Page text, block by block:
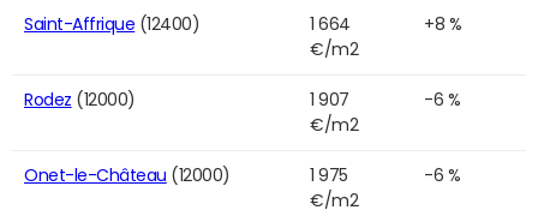
Saint-Affrique (12400)
1 664
€/m2
+8 %
Rodez (12000)
1 907
€/m2
-6 %
Onet-le-Château (12000)
1 975
€/m2
-6 %